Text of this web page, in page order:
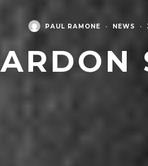
PAUL RAMONE · NEWS ·